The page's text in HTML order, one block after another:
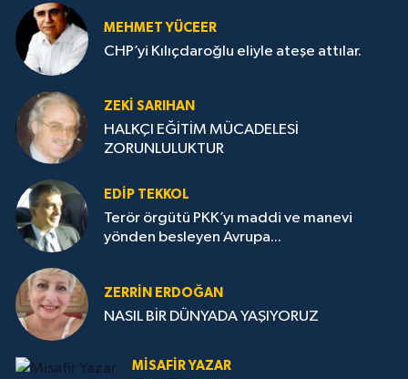
MEHMET YÜCEER
CHP’yi Kılıçdaroğlu eliyle ateşe attılar.
ZEKI SARIHAN
HALKÇI EĞİTİM MÜCADELESİ
ZORUNLULUKTUR
EDIP TEKKOL
Terör örgütü PKK’yı maddi ve manevi
yönden besleyen Avrupa...
ZERRIN ERDOĞAN
NASIL BİR DÜNYADA YAŞIYORUZ
MISAFIR YAZAR